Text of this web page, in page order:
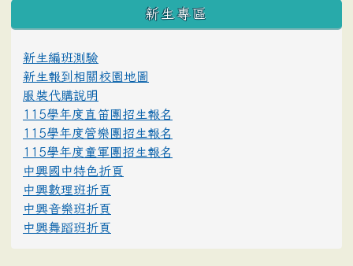
:::
新生專區
新生編班測驗
新生報到相關校園地圖
服裝代購說明
115學年度直笛團招生報名
115學年度管樂團招生報名
115學年度童軍團招生報名
中興國中特色折頁
中興數理班折頁
中興音樂班折頁
中興舞蹈班折頁